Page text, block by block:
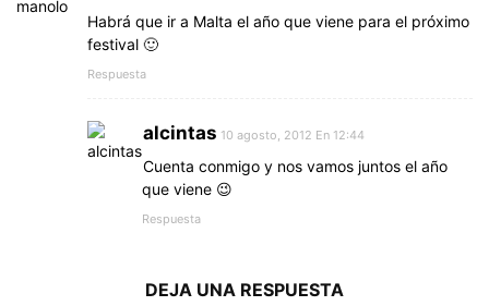
Habrá que ir a Malta el año que viene para el próximo
festival 🙂
Respuesta
alcintas 10 agosto, 2012 En 12:44
Cuenta conmigo y nos vamos juntos el año
que viene 😉
Respuesta
DEJA UNA RESPUESTA